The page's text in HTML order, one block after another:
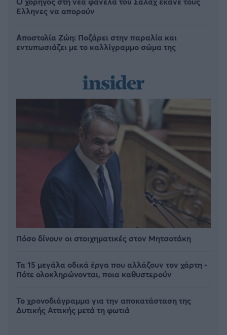
Έλληνες να απορούν
Αποστολία Ζώη: Ποζάρει στην παραλία και
εντυπωσιάζει με το καλλίγραμμο σώμα της
Πόσο δίνουν οι στοιχηματικές στον Μητσοτάκη
Τα 15 μεγάλα οδικά έργα που αλλάζουν τον χάρτη -
Πότε ολοκληρώνονται, ποια καθυστερούν
Το χρονοδιάγραμμα για την αποκατάσταση της
Δυτικής Αττικής μετά τη φωτιά